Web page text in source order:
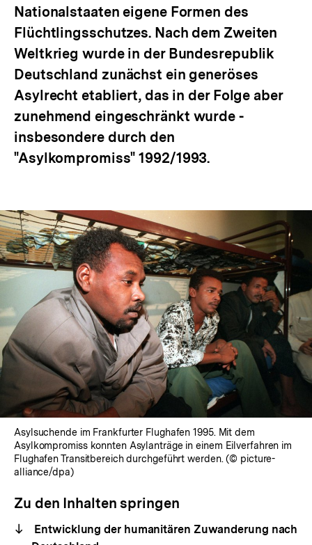
Nationalstaaten eigene Formen des
Flüchtlingsschutzes. Nach dem Zweiten
Weltkrieg wurde in der Bundesrepublik
Deutschland zunächst ein generöses
Asylrecht etabliert, das in der Folge aber
zunehmend eingeschränkt wurde -
insbesondere durch den
"Asylkompromiss" 1992/1993.
Asylsuchende im Frankfurter Flughafen 1995. Mit dem
Asylkompromiss konnten Asylanträge in einem Eilverfahren im
Flughafen Transitbereich durchgeführt werden. (© picture-
alliance/dpa)
Zu den Inhalten springen
Entwicklung der humanitären Zuwanderung nach